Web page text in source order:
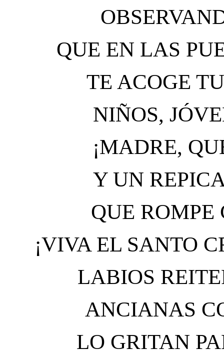
QUE EN LAS
TE ACOGE
NIÑOS,
¡MADRE,
Y UN
QUE ROMPE
¡VIVA EL SANTO
LABIOS
ANCIANAS
LO GRITAN